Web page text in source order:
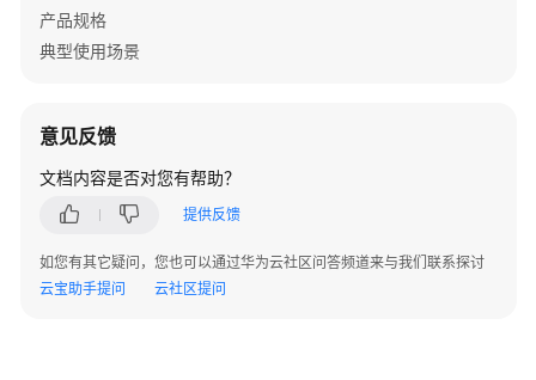
门
指
南
指
南
产品规格
典型使用场景
意见反馈
文档内容是否对您有帮助？
提供反馈
如您有其它疑问，您也可以通过华为云社区问答频道来与我们联系探讨
云宝助手提问
云社区提问